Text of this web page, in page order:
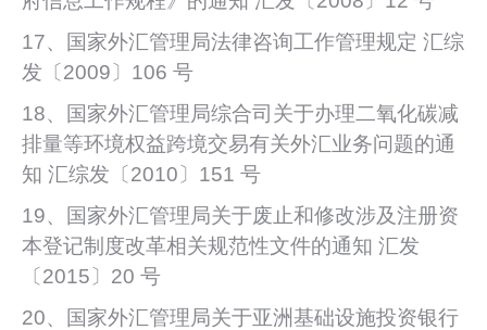
17、国家外汇管理局法律咨询工作管理规定 汇综
发〔2009〕106 号
18、国家外汇管理局综合司关于办理二氧化碳减
排量等环境权益跨境交易有关外汇业务问题的通
知 汇综发〔2010〕151 号
19、国家外汇管理局关于废止和修改涉及注册资
本登记制度改革相关规范性文件的通知 汇发
〔2015〕20 号
20、国家外汇管理局关于亚洲基础设施投资银行